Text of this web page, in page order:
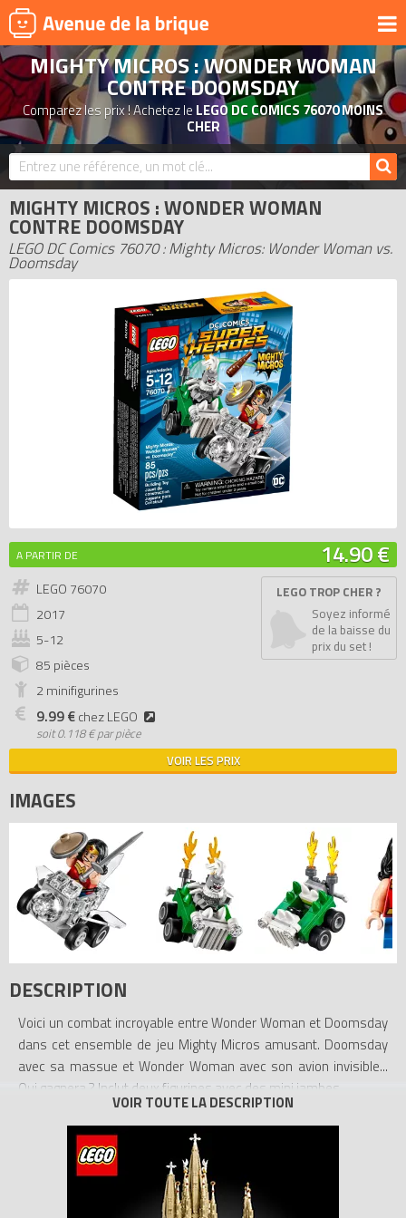
UNIVERS
PRODUITS DÉRIVÉS
NOUVEAUTÉS
LEGO 2026
BONS PLANS
ACTUALITÉS
ASSOCIATIONS DE FANS
EXPOSITIONS LEGO
LEGO LES PLUS CHERS
DERNIERS LEGO AJOUTÉS
MIGHTY MICROS : WONDER WOMAN
CONTRE DOOMSDAY
Comparez les prix ! Achetez le LEGO DC COMICS 76070 MOINS
CHER
MIGHTY MICROS : WONDER WOMAN
CONTRE DOOMSDAY
LEGO DC Comics 76070 : Mighty Micros: Wonder Woman vs.
Doomsday
A PARTIR DE 14.90 €
LEGO 76070
2017
5-12
85 pièces
2 minifigurines
9.99 €chez LEGO
soit0.118 € par pièce
LEGO TROP CHER ?
Soyez informé
de la baisse du
prix du set !
VOIR LES PRIX
IMAGES
DESCRIPTION
Voici un combat incroyable entre Wonder Woman et Doomsday
dans cet ensemble de jeu Mighty Micros amusant. Doomsday
avec sa massue et Wonder Woman avec son avion invisible...
Qui gagnera ? Inclut deux figurines avec des mini jambes.
Doomsday.
- L’avion Mighty Micros de Wonder Woman comprend des
éléments transparents.
- La voiture Mighty Micros de Doomsday comprend des